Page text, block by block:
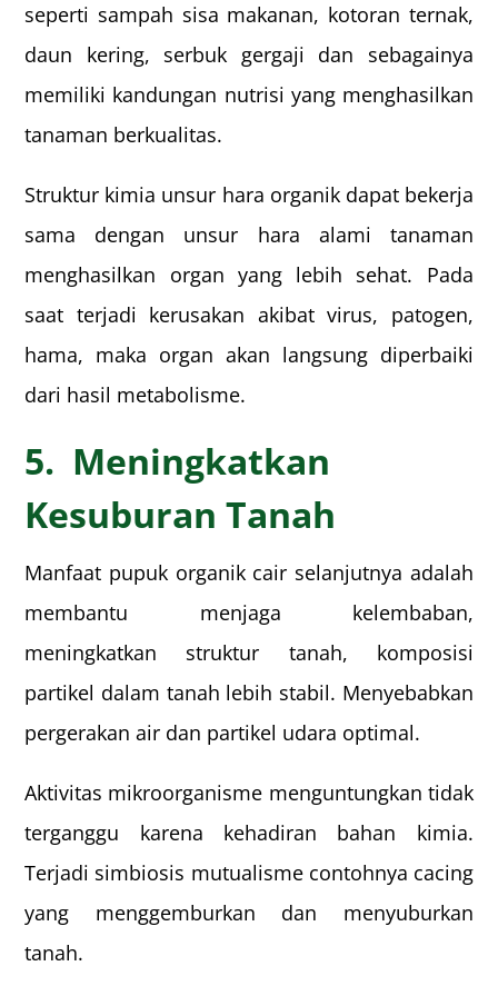
seperti sampah sisa makanan, kotoran ternak,
daun kering, serbuk gergaji dan sebagainya
memiliki kandungan nutrisi yang menghasilkan
tanaman berkualitas.
Struktur kimia unsur hara organik dapat bekerja
sama dengan unsur hara alami tanaman
menghasilkan organ yang lebih sehat. Pada
saat terjadi kerusakan akibat virus, patogen,
hama, maka organ akan langsung diperbaiki
dari hasil metabolisme.
5. Meningkatkan
Kesuburan Tanah
Manfaat pupuk organik cair selanjutnya adalah
membantu menjaga kelembaban,
meningkatkan struktur tanah, komposisi
partikel dalam tanah lebih stabil. Menyebabkan
pergerakan air dan partikel udara optimal.
Aktivitas mikroorganisme menguntungkan tidak
terganggu karena kehadiran bahan kimia.
Terjadi simbiosis mutualisme contohnya cacing
yang menggemburkan dan menyuburkan
tanah.